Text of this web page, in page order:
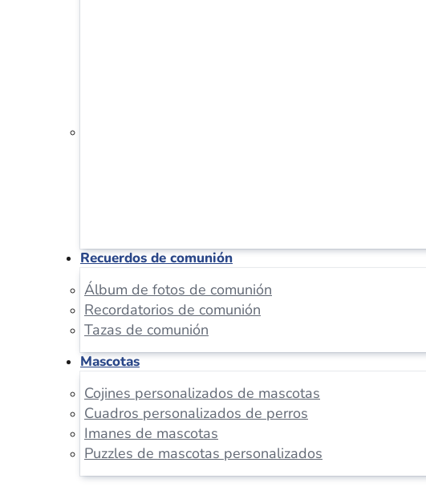
Recuerdos de comunión
Álbum de fotos de comunión
Recordatorios de comunión
Tazas de comunión
Mascotas
Cojines personalizados de mascotas
Cuadros personalizados de perros
Imanes de mascotas
Puzzles de mascotas personalizados